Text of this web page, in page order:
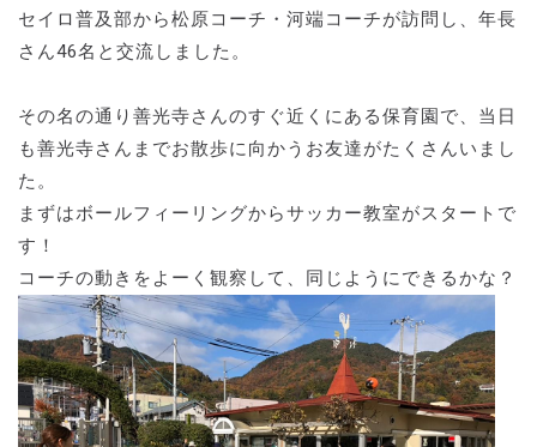
セイロ普及部から松原コーチ・河端コーチが訪問し、年長
さん46名と交流しました。
その名の通り善光寺さんのすぐ近くにある保育園で、当日
も善光寺さんまでお散歩に向かうお友達がたくさんいまし
た。
まずはボールフィーリングからサッカー教室がスタートで
す！
コーチの動きをよーく観察して、同じようにできるかな？